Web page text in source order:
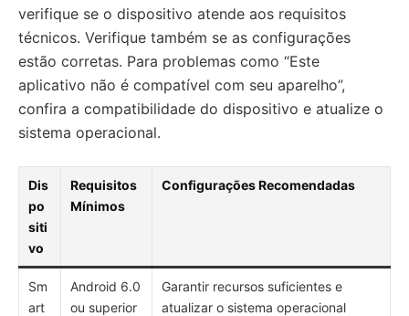
verifique se o dispositivo atende aos requisitos
técnicos. Verifique também se as configurações
estão corretas. Para problemas como “Este
aplicativo não é compatível com seu aparelho”,
confira a compatibilidade do dispositivo e atualize o
sistema operacional.
Dis
po
siti
vo
Requisitos
Mínimos
Configurações Recomendadas
Sm
art
Android 6.0
ou superior
Garantir recursos suficientes e
atualizar o sistema operacional